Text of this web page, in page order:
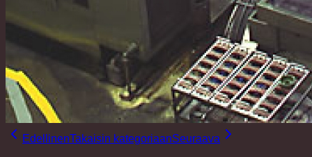
EdellinenTakaisin kategoriaanSeuraava